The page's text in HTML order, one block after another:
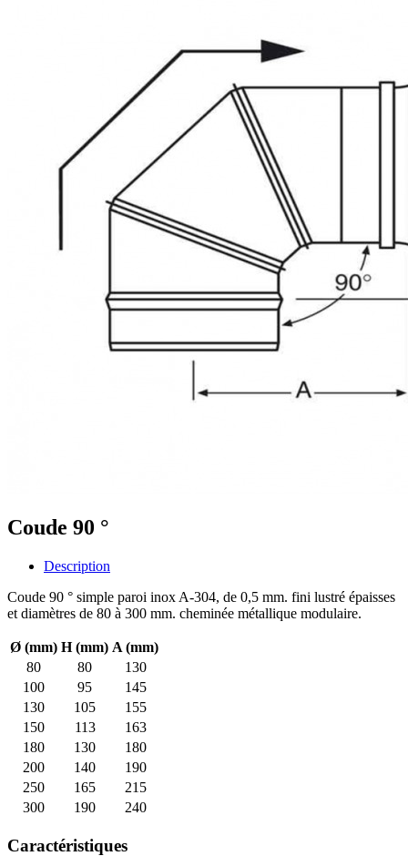
Coude 90 °
Description
Coude 90 ° simple paroi inox A-304, de 0,5 mm. fini lustré épaisses
et diamètres de 80 à 300 mm. cheminée métallique modulaire.
Ø (mm) H (mm) A (mm)
80
80
130
100
95
145
130
105
155
150
113
163
180
130
180
200
140
190
250
165
215
300
190 240
Caractéristiques